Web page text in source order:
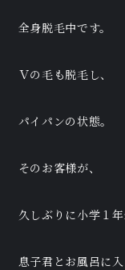
全身脱毛中です。
Ｖの毛も脱毛し、
パイパンの状態。
そのお客様が、
久しぶりに小学１
息子君とお風呂に入